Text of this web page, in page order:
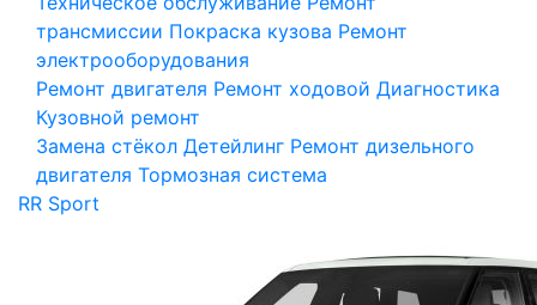
трансмиссии Покраска кузова Ремонт
электрооборудования
Ремонт двигателя Ремонт ходовой Диагностика
Кузовной ремонт
Замена стёкол Детейлинг Ремонт дизельного
двигателя Тормозная система
RR Sport